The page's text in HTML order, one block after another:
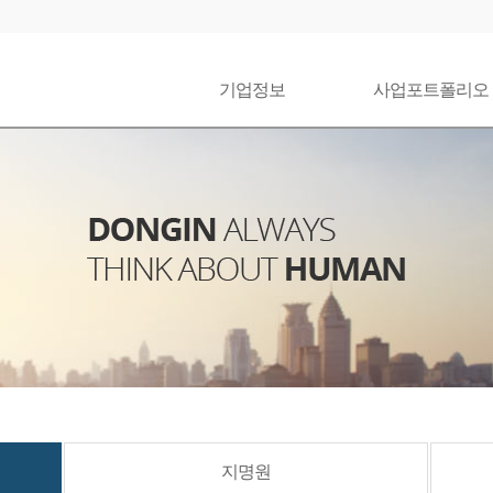
기업정보 사업포트폴리오
지명원